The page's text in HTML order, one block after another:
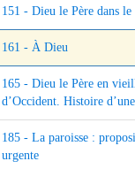
151 - Dieu le Père dans
161 - À Dieu
165 - Dieu le Père en
d’Occident. Histoire
185 - La paroisse :
urgente